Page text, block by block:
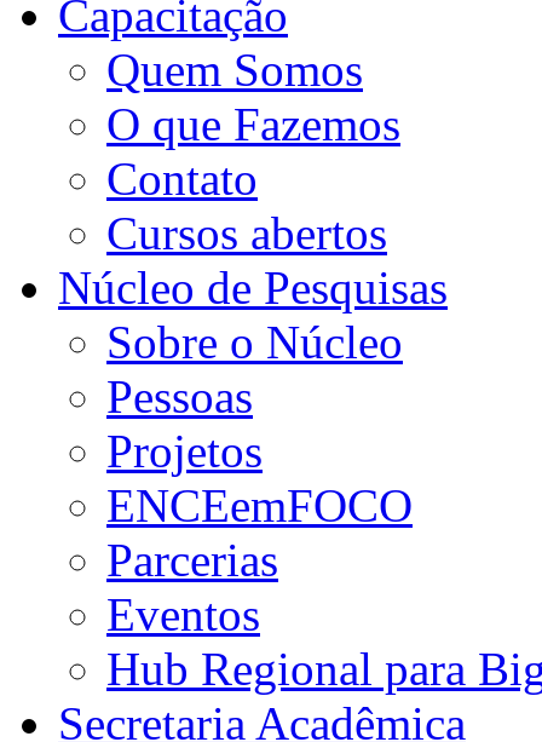
Capacitação
Quem Somos
O que Fazemos
Contato
Cursos abertos
Núcleo de Pesquisas
Sobre o Núcleo
Pessoas
Projetos
ENCEemFOCO
Parcerias
Eventos
Hub Regional para
Secretaria Acadêmica